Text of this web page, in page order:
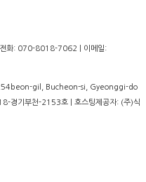
전화: 070-8018-7062 | 이메일:
gil, Bucheon-si, Gyeonggi-do
경기부천-2153호 | 호스팅제공자: (주)식